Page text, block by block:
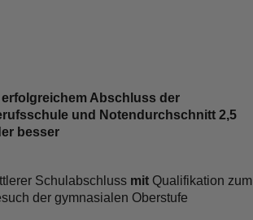
Abschluss der
und Notendurchschnitt 2,5
besser
Schulabschluss mit Qualifikation zum
der gymnasialen Oberstufe